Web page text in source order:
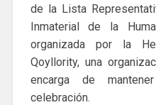
de la Lista
Inmaterial de la
organizada por la
Qoyllority, una
encarga de
celebración.